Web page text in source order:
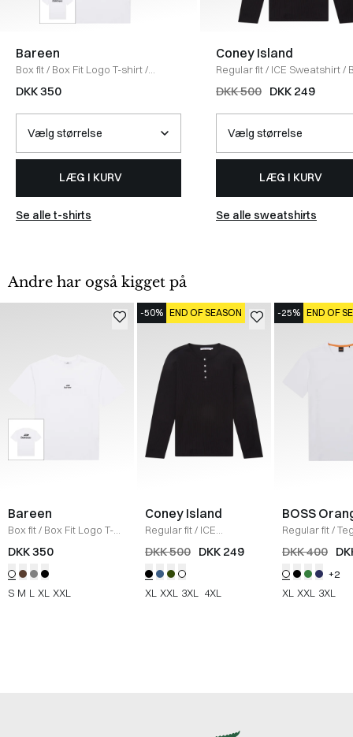
Bareen
Box fit/ Box Fit Logo T-shirt/
WHITE
DKK 350
LÆG I KURV
Se alle t-shirts
Coney Island
Regular fit/ ICE Sweatshirt/
DKK 500 DKK 249
LÆG I KURV
Se alle sweatshirts
Andre har også kigget på
Bareen
Box fit/ Box Fit Logo T-
shirt /WHITE
DKK 350
S M L XL XXL
-50% END OF SEASON
Coney Island
Regular fit/ ICE
Sweatshirt
/BLACK
DKK 500 DKK 249
XL XXL 3XL 4XL
-25% END OF
BOSS
Regular fit/
Shirt
HVID
DKK 400
+2
XL XXL 3XL